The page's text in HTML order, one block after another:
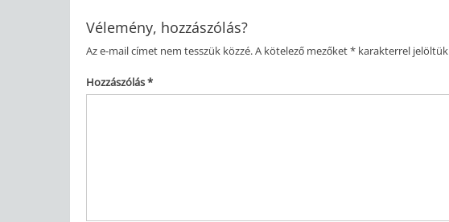
Vélemény, hozzászólás?
Az e-mail címet nem tesszük közzé.A kötelező mezőket*karakterrel jelöltük
Hozzászólás*